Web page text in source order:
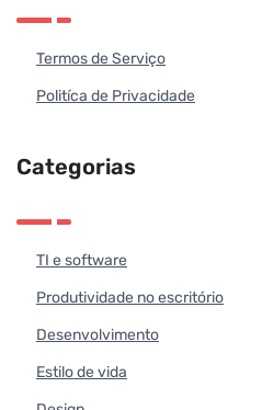
Termos de Serviço
Politíca de Privacidade
Categorias
TI e software
Produtividade no escritório
Desenvolvimento
Estilo de vida